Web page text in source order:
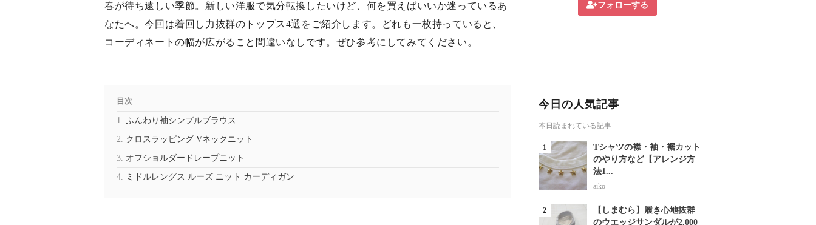
春が待ち遠しい季節。新しい洋服で気分転換したいけど、何を買えばいいか迷っているあ
なたへ。今回は着回し力抜群のトップス4選をご紹介します。どれも一枚持っていると、
コーディネートの幅が広がること間違いなしです。ぜひ参考にしてみてください。
目次
ふんわり袖シンプルブラウス
クロスラッピング Vネックニット
オフショルダードレープニット
ミドルレングス ルーズ ニット カーディガン
フォローする
今日の人気記事
本日読まれている記事
Tシャツの襟・袖・裾カット
のやり方など【アレンジ方
法1...
aiko
【しまむら】履き心地抜群
のウエッジサンダルが2,000